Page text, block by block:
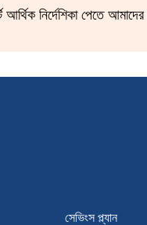
নির্দেশিকা পেতে
সেভিংস প্ল্যান